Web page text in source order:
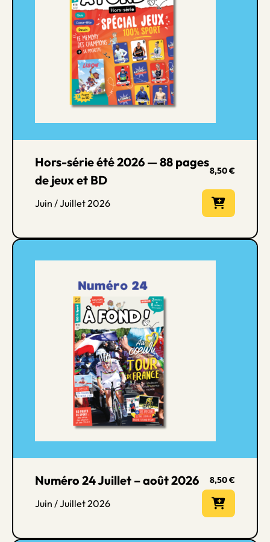
Hors-série été 2026 — 88 pages
de jeux et BD
8,50€
Juin / Juillet 2026
Numéro 24 Juillet – août 2026 8,50€
Juin / Juillet 2026